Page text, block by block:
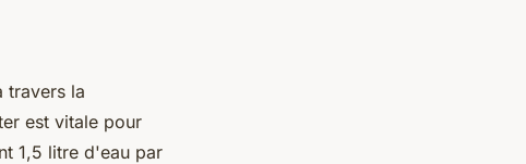
travers la
est vitale pour
1,5 litre d'eau par